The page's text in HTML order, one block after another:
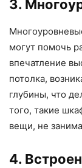
3.
могут помочь
впечатление
потолка,
глубины, что
того, такие
вещи, не
4.